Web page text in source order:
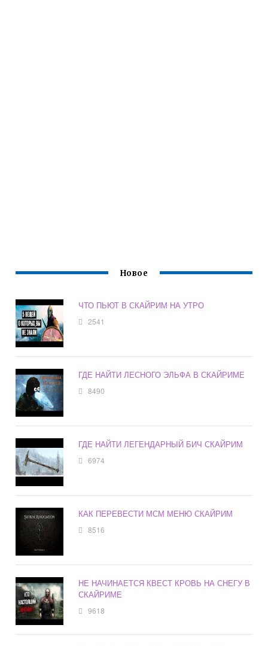
Новое
ЧТО ПЬЮТ В СКАЙРИМ НА УТРО
2541
ГДЕ НАЙТИ ЛЕСНОГО ЭЛЬФА В СКАЙРИМЕ
8490
ГДЕ НАЙТИ ЛЕГЕНДАРНЫЙ БИЧ СКАЙРИМ
6974
КАК ПЕРЕВЕСТИ МСМ МЕНЮ СКАЙРИМ
8516
НЕ НАЧИНАЕТСЯ КВЕСТ КРОВЬ НА СНЕГУ В
СКАЙРИМЕ
9618